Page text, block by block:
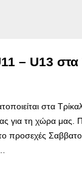
– U13 στα
στα
για τη χώρα μας.